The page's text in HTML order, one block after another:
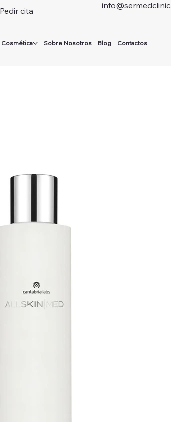
Cosmética Sobre Nosotros Blog Contactos
Pedir cita